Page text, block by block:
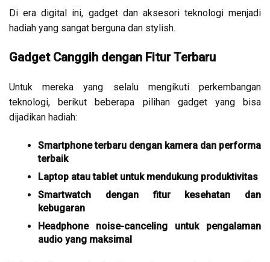
Di era digital ini, gadget dan aksesori teknologi menjadi
hadiah yang sangat berguna dan stylish.
Gadget Canggih dengan Fitur Terbaru
Untuk mereka yang selalu mengikuti perkembangan
teknologi, berikut beberapa pilihan gadget yang bisa
dijadikan hadiah:
Smartphone terbaru dengan kamera dan performa
terbaik
Laptop atau tablet untuk mendukung produktivitas
Smartwatch dengan fitur kesehatan dan
kebugaran
Headphone noise-canceling untuk pengalaman
audio yang maksimal